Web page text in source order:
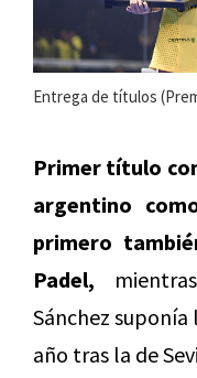
Entrega de títulos
Primer título
argentino
primero
Padel,
Sánchez
año tras la de